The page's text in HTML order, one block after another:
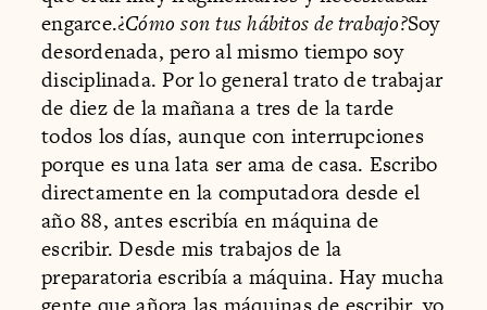
engarce.¿Cómo son tus hábitos de trabajo?Soy
desordenada, pero al mismo tiempo soy
disciplinada. Por lo general trato de trabajar
de diez de la mañana a tres de la tarde
todos los días, aunque con interrupciones
porque es una lata ser ama de casa. Escribo
directamente en la computadora desde el
año 88, antes escribía en máquina de
escribir. Desde mis trabajos de la
preparatoria escribía a máquina. Hay mucha